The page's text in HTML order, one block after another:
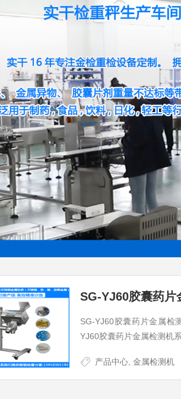
SG-YJ60胶囊药片金属检
YJ60胶囊药片金属检测机
产品中心 金属检测机